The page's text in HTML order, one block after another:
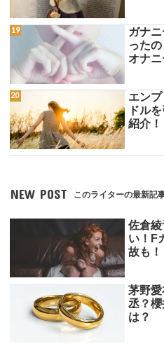
ガナ
った
オナ
エン
ドル
紹介！
NEW POST このライターの最新記
佐倉
い！F
故も！
茅野
丞？
は？